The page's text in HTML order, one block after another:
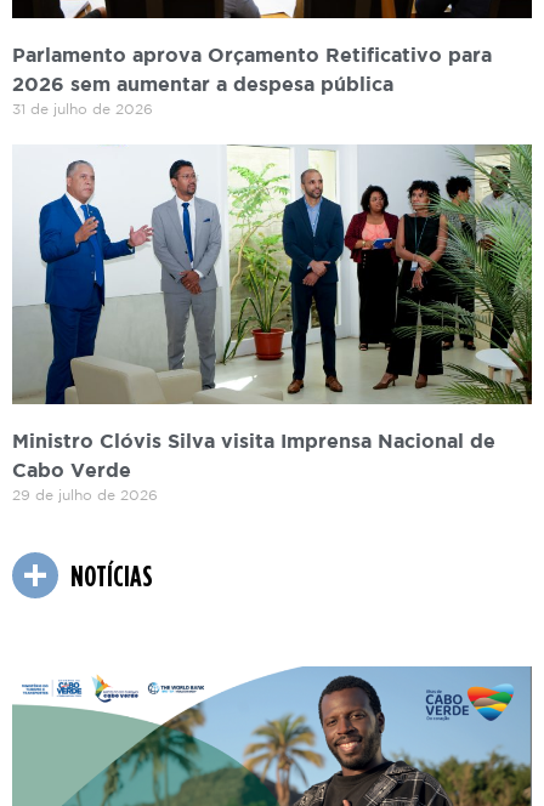
Parlamento aprova Orçamento Retificativo para
2026 sem aumentar a despesa pública
31 de julho de 2026
Ministro Clóvis Silva visita Imprensa Nacional de
Cabo Verde
29 de julho de 2026
NOTÍCIAS